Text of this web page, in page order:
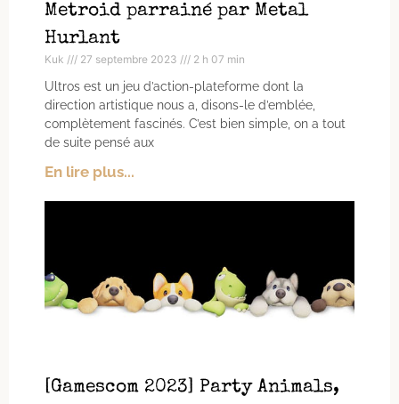
Metroid parrainé par Metal
Hurlant
Kuk 27 septembre 2023 2 h 07 min
Ultros est un jeu d’action-plateforme dont la
direction artistique nous a, disons-le d’emblée,
complètement fascinés. C’est bien simple, on a tout
de suite pensé aux
En lire plus...
[Gamescom 2023] Party Animals,